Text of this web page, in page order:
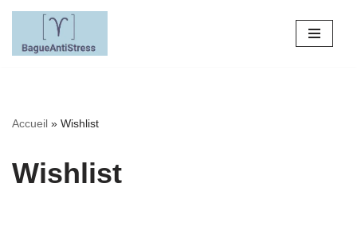
Aller
Accueil » Wishlist
Wishlist